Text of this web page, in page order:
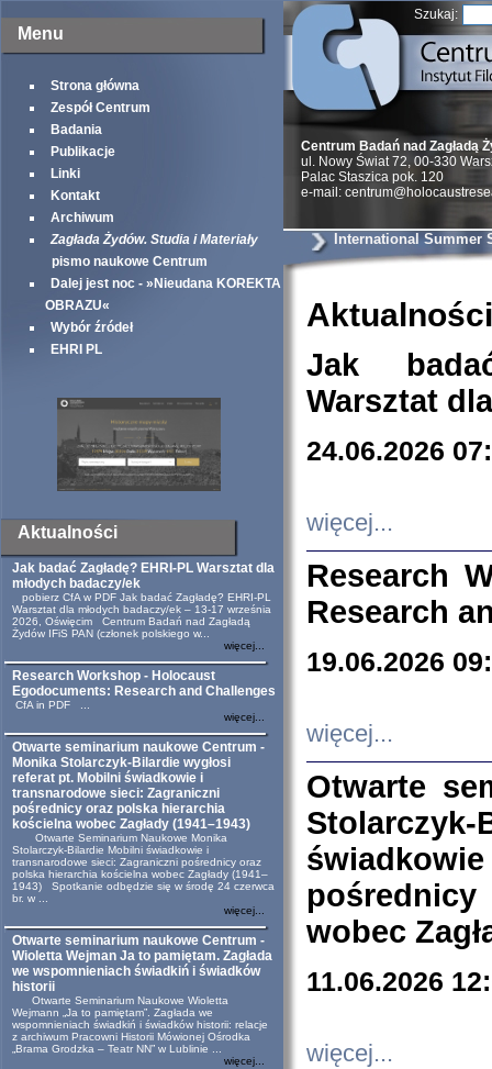
Menu
Strona główna
Zespół Centrum
Badania
Publikacje
Linki
Kontakt
Archiwum
Zagłada Żydów. Studia i Materiały
pismo naukowe Centrum
Dalej jest noc - »Nieudana KOREKTA
OBRAZU«
Wybór źródeł
EHRI PL
Aktualności
Jak badać Zagładę? EHRI-PL Warsztat dla
młodych badaczy/ek
pobierz CfA w PDF Jak badać Zagładę? EHRI-PL
Warsztat dla młodych badaczy/ek – 13-17 września
2026, Oświęcim Centrum Badań nad Zagładą
Żydów IFiS PAN (członek polskiego w...
więcej...
Research Workshop - Holocaust
Egodocuments: Research and Challenges
CfA in PDF ...
więcej...
Otwarte seminarium naukowe Centrum -
Monika Stolarczyk-Bilardie wygłosi
referat pt. Mobilni świadkowie i
transnarodowe sieci: Zagraniczni
pośrednicy oraz polska hierarchia
kościelna wobec Zagłady (1941–1943)
Otwarte Seminarium Naukowe Monika
Stolarczyk-Bilardie Mobilni świadkowie i
transnarodowe sieci: Zagraniczni pośrednicy oraz
polska hierarchia kościelna wobec Zagłady (1941–
1943) Spotkanie odbędzie się w środę 24 czerwca
br. w ...
więcej...
Otwarte seminarium naukowe Centrum -
Wioletta Wejman Ja to pamiętam. Zagłada
we wspomnieniach świadkiń i świadków
historii
Otwarte Seminarium Naukowe Wioletta
Wejmann „Ja to pamiętam”. Zagłada we
wspomnieniach świadkiń i świadków historii: relacje
z archiwum Pracowni Historii Mówionej Ośrodka
„Brama Grodzka – Teatr NN” w Lublinie ...
więcej...
Szukaj:
Centrum Badań nad Zagładą
ul. Nowy Świat 72, 00-330
Palac Staszica pok. 120
e-mail:
International Summer
Aktualności
Jak
Warsztat
24.06.2026
więcej...
Research
Research
19.06.2026
więcej...
Otwarte
wobec
11.06.2026
więcej...